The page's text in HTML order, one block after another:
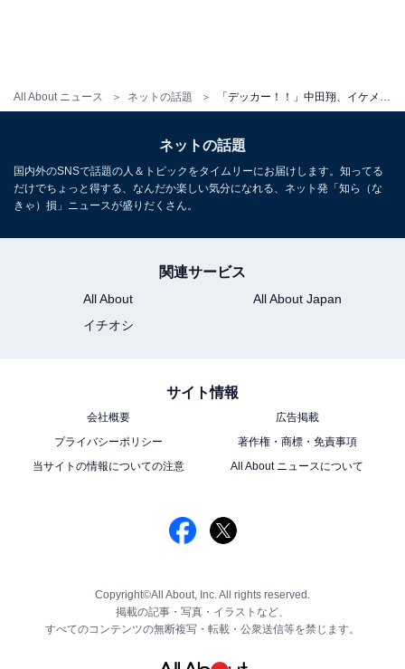
All About ニュース ネットの話題
ネットの話題
国内外のSNSで話題の人＆トピックをタイムリーにお届けします。知ってる
だけでちょっと得する、なんだか楽しい気分になれる、ネット発「知ら（な
きゃ）損」ニュースが盛りだくさん。
関連サービス
All About
All About Japan
イチオシ
サイト情報
会社概要
広告掲載
プライバシーポリシー
著作権・商標・免責事項
当サイトの情報についての注意
All About ニュースについて
Copyright©All About, Inc. All rights reserved.
掲載の記事・写真・イラストなど、
すべてのコンテンツの無断複写・転載・公衆送信等を禁じます。